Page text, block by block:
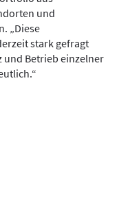
und
„Diese
stark gefragt
und Betrieb einzelner